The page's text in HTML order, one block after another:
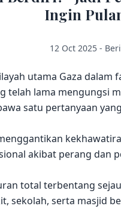
Ingin
12 Oct 2025 -
utama Gaza dalam
telah lama mengungsi
satu pertanyaan
akibat perang dan
total terbentang
sekolah, serta masjid